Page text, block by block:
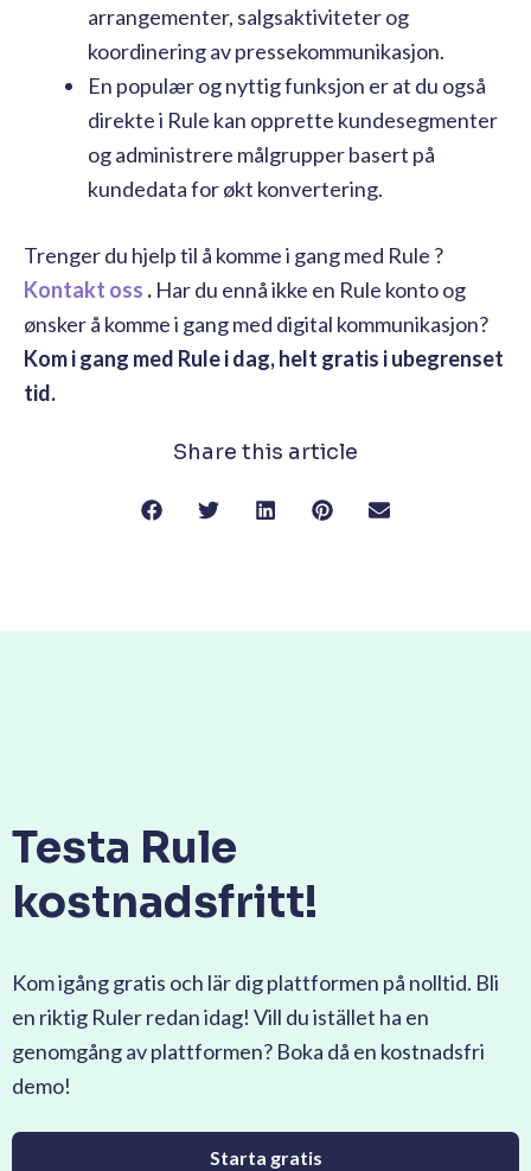
arrangementer, salgsaktiviteter og
koordinering av pressekommunikasjon.
En populær og nyttig funksjon er at du også
direkte i Rule kan opprette kundesegmenter
og administrere målgrupper basert på
kundedata for økt konvertering.
Trenger du hjelp til å komme i gang med Rule ?
Kontakt oss . Har du ennå ikke en Rule konto og
ønsker å komme i gang med digital kommunikasjon?
Kom i gang med Rule i dag, helt gratis i ubegrenset
tid.
Share this article
Testa Rule
kostnadsfritt!
Kom igång gratis och lär dig plattformen på nolltid. Bli
en riktig Ruler redan idag! Vill du istället ha en
genomgång av plattformen? Boka då en kostnadsfri
demo!
Starta gratis